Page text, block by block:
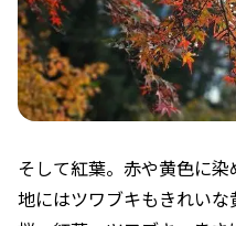
そして紅葉。赤や黄色に染
地にはツワブキもきれいな